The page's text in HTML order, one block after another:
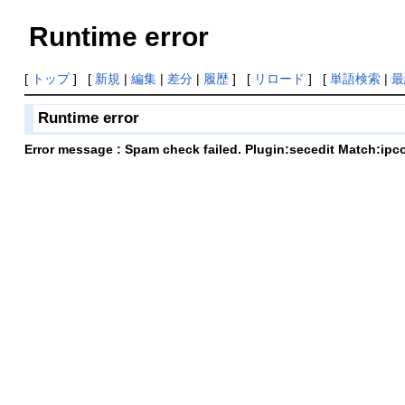
Runtime error
[ トップ] [ 新規 | 編集| 差分| 履歴] [ リロード ] [ 単語検索|
Runtime error
Error message : Spam check failed. Plugin:secedit